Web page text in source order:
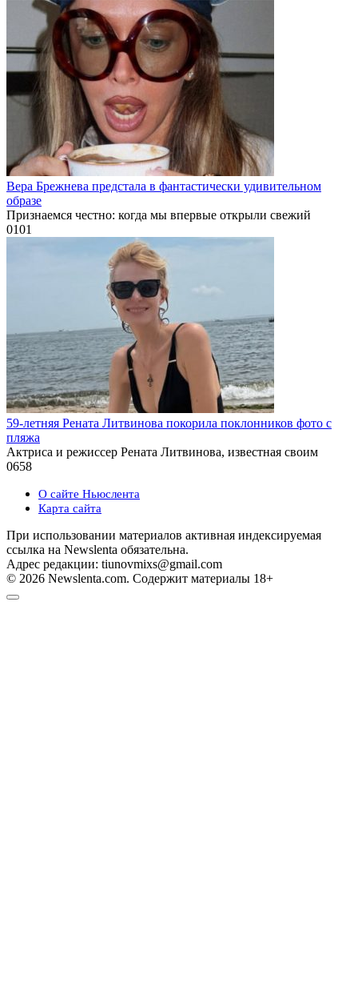
Вера Брежнева предстала в фантастически удивительном
образе
Признаемся честно: когда мы впервые открыли свежий
0101
59-летняя Рената Литвинова покорила поклонников фото с
пляжа
Актриса и режиссер Рената Литвинова, известная своим
0658
О сайте Ньюслента
Карта сайта
При использовании материалов активная индексируемая
ссылка на Newslenta обязательна.
Адрес редакции: tiunovmixs@gmail.com
© 2026 Newslenta.com. Содержит материалы 18+